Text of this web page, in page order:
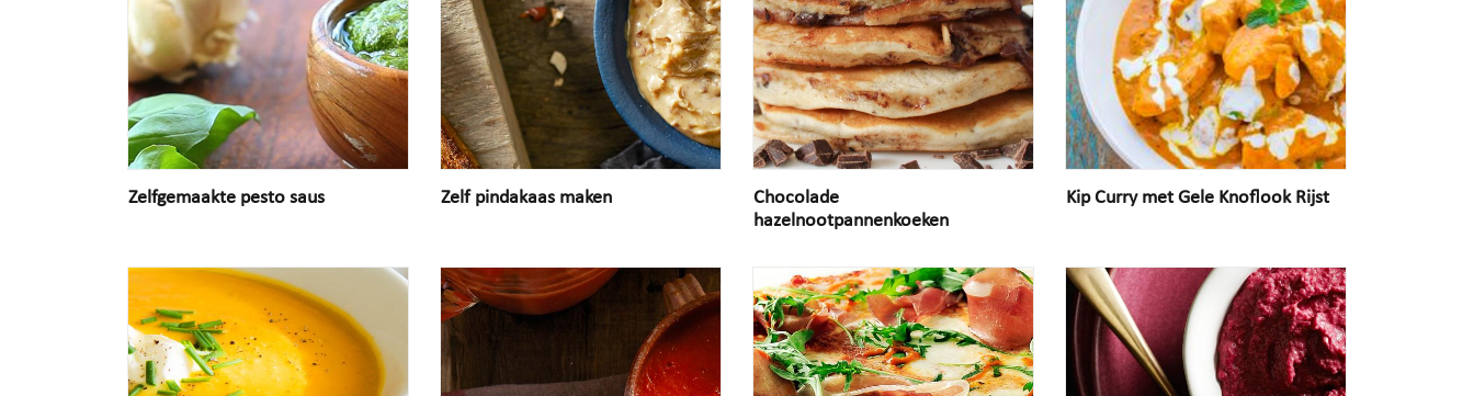
Zelfgemaakte pesto saus Zelf pindakaas maken
Chocolade
hazelnootpannenkoeken
Kip Curry met Gele Knoflook Rijst